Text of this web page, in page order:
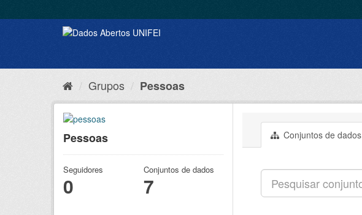
Grupos Pessoas
Pessoas
Seguidores
0
Conjuntos de dados
7
Conjuntos de dados